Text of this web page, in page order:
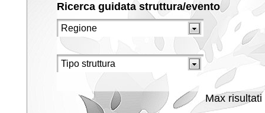
Ricerca guidata struttura/evento
Max risultati